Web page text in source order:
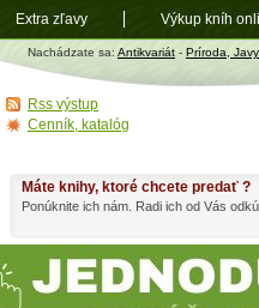
Nachádzate sa: Antikvariát - Príroda, Javy
Máte knihy, ktoré chcete predať ?
Ponúknite ich nám. Radi ich od Vás
Rss výstup
Cenník, katalóg
Extra zľavy Výkup kníh